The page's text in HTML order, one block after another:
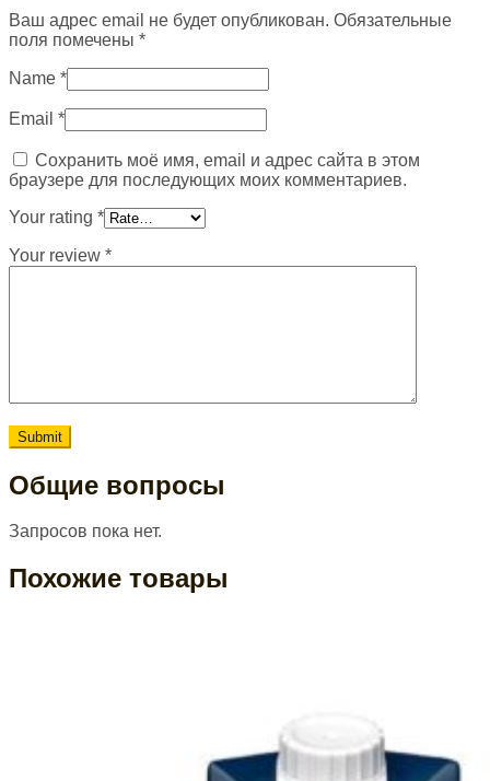
Ваш адрес email не будет опубликован. Обязательные
поля помечены *
Name *
Email *
Сохранить моё имя, email и адрес сайта в этом
браузере для последующих моих комментариев.
Your rating *
Your review *
Общие вопросы
Запросов пока нет.
Похожие товары